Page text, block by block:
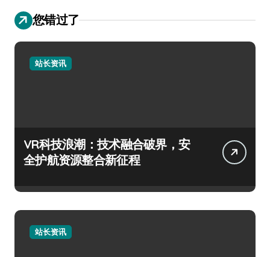
您错过了
站长资讯
VR科技浪潮：技术融合破界，安
全护航资源整合新征程
站长资讯